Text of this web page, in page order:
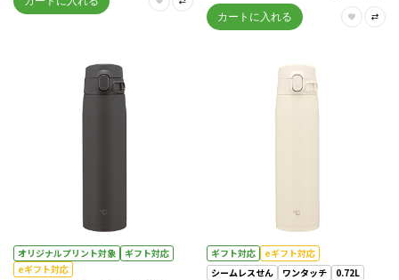
オリジナルプリント対象
ギフト対応
eギフト対応
ギフト対応
eギフト対応
シームレスせん
ワンタッチ 0.72L